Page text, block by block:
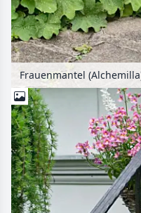
Frauenmantel